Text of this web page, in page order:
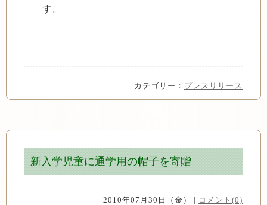
す。
カテゴリー： プレスリリース
新入学児童に通学用の帽子を寄贈
2010年07月30日（金） | コメント(0)